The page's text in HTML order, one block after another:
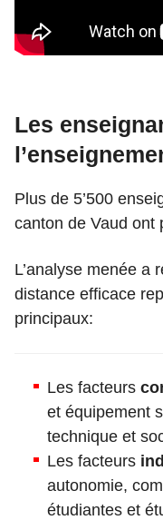
Les
Plus de 5’500
canton de Vaud ont
L’analyse menée a
distance efficace
principaux:
Les facteurs
et équipement
technique et
Les facteurs
autonomie,
étudiantes et